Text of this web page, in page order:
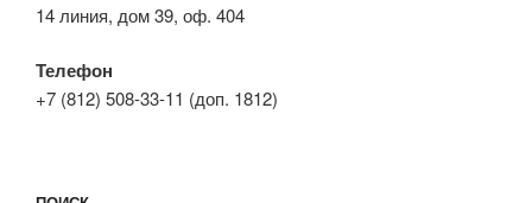
14 линия, дом 39, оф. 404
Телефон
+7 (812) 508-33-11 (доп. 1812)